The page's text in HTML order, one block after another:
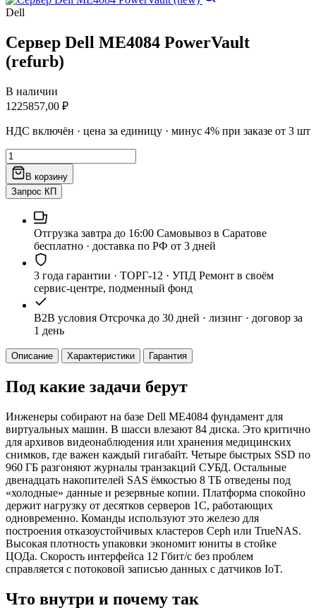
Dell
Сервер Dell ME4084 PowerVault
(refurb)
В наличии
1225857,00 ₽
НДС включён · цена за единицу · минус 4% при заказе от 3 шт
Количество
товара
Сервер
Dell
PowerVault
(refurb)
В корзину
Запрос КП
Отгрузка завтра до 16:00 Самовывоз в Саратове
бесплатно · доставка по РФ от 3 дней
3 года гарантии · ТОРГ-12 · УПД Ремонт в своём
сервис-центре, подменный фонд
B2B условия Отсрочка до 30 дней · лизинг · договор за
1 день
Описание Характеристики Гарантия
Под какие задачи берут
Инженеры собирают на базе Dell ME4084 фундамент для
виртуальных машин. В шасси влезают 84 диска. Это критично
для архивов видеонаблюдения или хранения медицинских
снимков, где важен каждый гигабайт. Четыре быстрых SSD по
960 ГБ разгоняют журналы транзакций СУБД. Остальные
двенадцать накопителей SAS ёмкостью 8 ТБ отведены под
«холодные» данные и резервные копии. Платформа спокойно
держит нагрузку от десятков серверов 1С, работающих
одновременно. Команды используют это железо для
построения отказоустойчивых кластеров Ceph или TrueNAS.
Высокая плотность упаковки экономит юниты в стойке
ЦОДа. Скорость интерфейса 12 Гбит/с без проблем
справляется с потоковой записью данных с датчиков IoT.
Что внутри и почему так